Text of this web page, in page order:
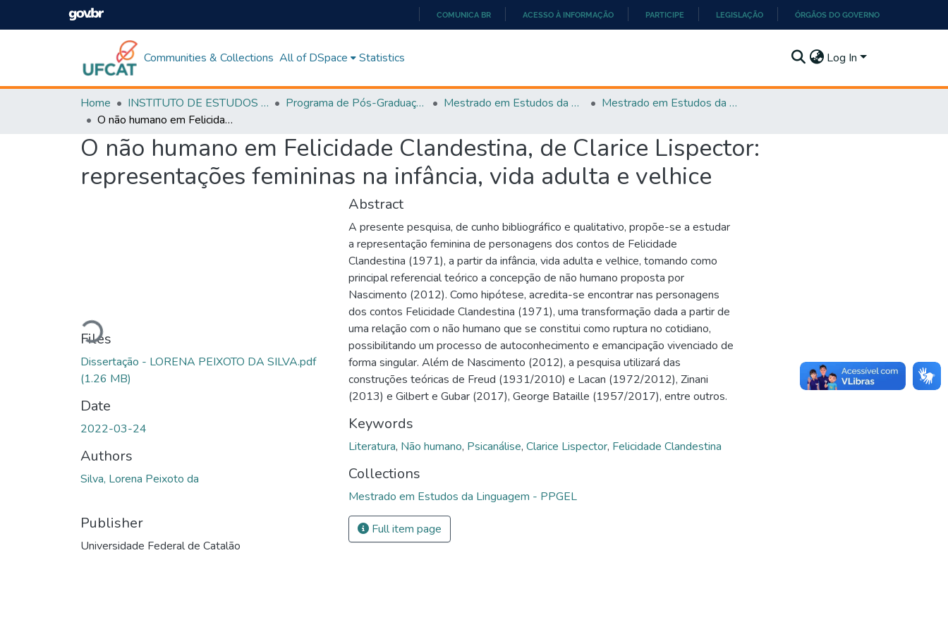
CONTEÚDO
COMUNICA BR ACESSO À INFORMAÇÃO PARTICIPE LEGISLAÇÃO ÓRGÃOS DO GOVERNO
Communities & Collections All of DSpace Statistics Log In
Home INSTITUTO DE ESTUDOS DA LINGUAGEM Programa de Pós-Graduação em Estudos da Linguagem (PPGEL) Mestrado em Estudos da Linguagem - PPGEL
Mestrado em Estudos da Linguagem - PPGEL
O não humano em Felicidade Clandestina, de Clarice Lispector: representações femininas na infância, vida adulta e velhice
O não humano em Felicidade Clandestina, de Clarice Lispector:
representações femininas na infância, vida adulta e velhice
Loading...
Files
Dissertação - LORENA PEIXOTO DA SILVA.pdf
(1.26 MB)
Date
2022-03-24
Authors
Silva, Lorena Peixoto da
Publisher
Universidade Federal de Catalão
Abstract
A presente pesquisa, de cunho bibliográfico e qualitativo, propõe-se a estudar
a representação feminina de personagens dos contos de Felicidade
Clandestina (1971), a partir da infância, vida adulta e velhice, tomando como
principal referencial teórico a concepção de não humano proposta por
Nascimento (2012). Como hipótese, acredita-se encontrar nas personagens
dos contos Felicidade Clandestina (1971), uma transformação dada a partir de
uma relação com o não humano que se constitui como ruptura no cotidiano,
possibilitando um processo de autoconhecimento e emancipação vivenciado de
forma singular. Além de Nascimento (2012), a pesquisa utilizará das
construções teóricas de Freud (1931/2010) e Lacan (1972/2012), Zinani
(2013) e Gilbert e Gubar (2017), George Bataille (1957/2017), entre outros.
Keywords
Literatura, Não humano, Psicanálise, Clarice Lispector, Felicidade Clandestina
Collections
Mestrado em Estudos da Linguagem - PPGEL
Full item page